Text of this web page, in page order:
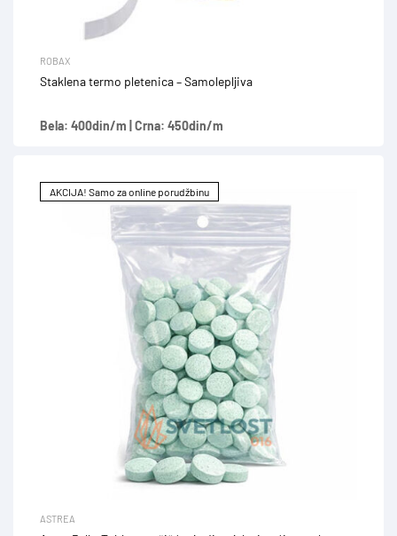
ROBAX
Staklena termo pletenica – Samolepljiva
Bela: 400din/m | Crna: 450din/m
AKCIJA! Samo za online porudžbinu
ASTREA